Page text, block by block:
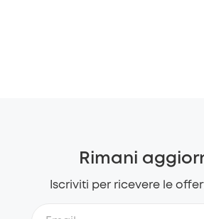
Rimani
Iscriviti per ricevere le